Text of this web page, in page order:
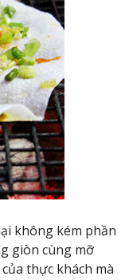
không kém phần
giòn cùng mỡ
thực khách mà